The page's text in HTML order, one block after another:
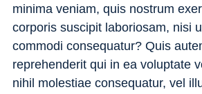
minima veniam, quis nostrum
corporis suscipit laboriosam, nisi
commodi consequatur? Quis
reprehenderit qui in ea voluptate
nihil molestiae consequatur, vel